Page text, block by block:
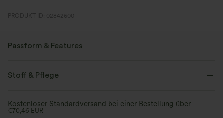
PRODUKT ID: 02842600
Passform & Features
Midi
Stoff & Pflege
Kostenloser Standardversand bei einer Bestellung über
€70,46 EUR